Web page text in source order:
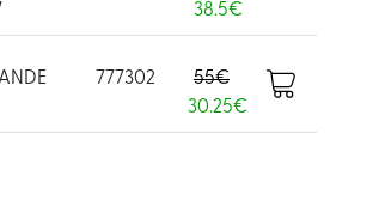
38.5€
777302
55€
30.25€